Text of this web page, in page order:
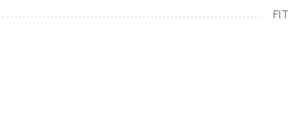
FIT